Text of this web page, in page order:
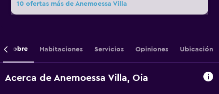
10 ofertas más de Anemoessa Villa
Sobre Habitaciones Servicios Opiniones Ubicación
Acerca de Anemoessa Villa, Oia